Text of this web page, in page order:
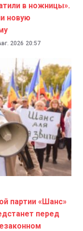
в ножницы».
новую
2026 20:57
партии «Шанс»
перед